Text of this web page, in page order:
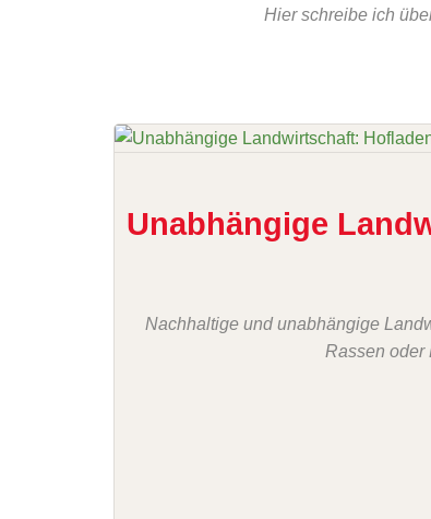
Hier schreibe ich
Unabhängige
Nachhaltige und unabhängige
Rassen oder